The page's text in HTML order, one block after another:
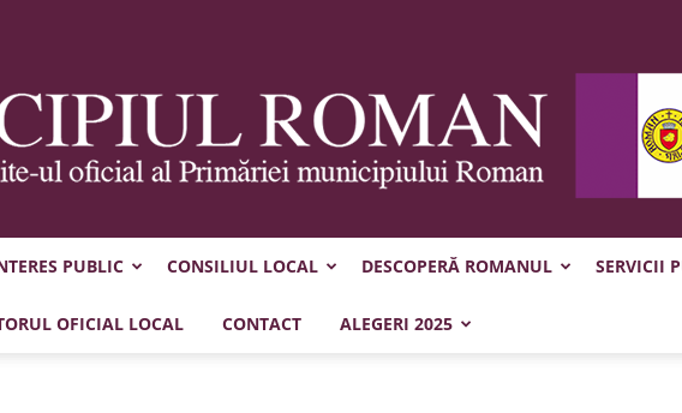
Municipiul
PUBLIC CONSILIUL LOCAL DESCOPERĂ ROMANUL SERVICII
OFICIAL LOCAL CONTACT ALEGERI 2025